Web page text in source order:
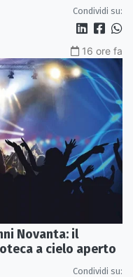
Condividi su:
16 ore fa
Novanta: il
a cielo aperto
Condividi su: